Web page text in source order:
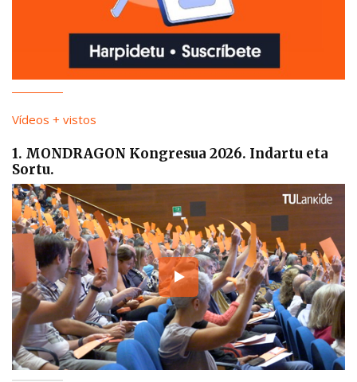
Vídeos + vistos
1. MONDRAGON Kongresua 2026. Indartu eta
Sortu.